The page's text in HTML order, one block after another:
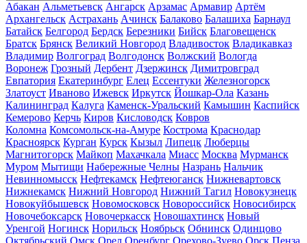
Абакан Альметьевск Ангарск Арзамас Армавир Артём
Архангельск Астрахань Ачинск Балаково Балашиха Барнаул
Батайск Белгород Бердск Березники Бийск Благовещенск
Братск Брянск Великий Новгород Владивосток Владикавказ
Владимир Волгоград Волгодонск Волжский Вологда
Воронеж Грозный Дербент Дзержинск Димитровград
Евпатория Екатеринбург Елец Ессентуки Железногорск
Златоуст Иваново Ижевск Иркутск Йошкар-Ола Казань
Калининград Калуга Каменск-Уральский Камышин Каспийск
Кемерово Керчь Киров Кисловодск Ковров
Коломна Комсомольск-на-Амуре Кострома Краснодар
Красноярск Курган Курск Кызыл Липецк Люберцы
Магнитогорск Майкоп Махачкала Миасс Москва Мурманск
Муром Мытищи Набережные Челны Назрань Нальчик
Невинномысск Нефтекамск Нефтеюганск Нижневартовск
Нижнекамск Нижний Новгород Нижний Тагил Новокузнецк
Новокуйбышевск Новомосковск Новороссийск Новосибирск
Новочебоксарск Новочеркасск Новошахтинск Новый
Уренгой Ногинск Норильск Ноябрьск Обнинск Одинцово
Октябрьский Омск Орел Оренбург Орехово-Зуево Орск Пенза